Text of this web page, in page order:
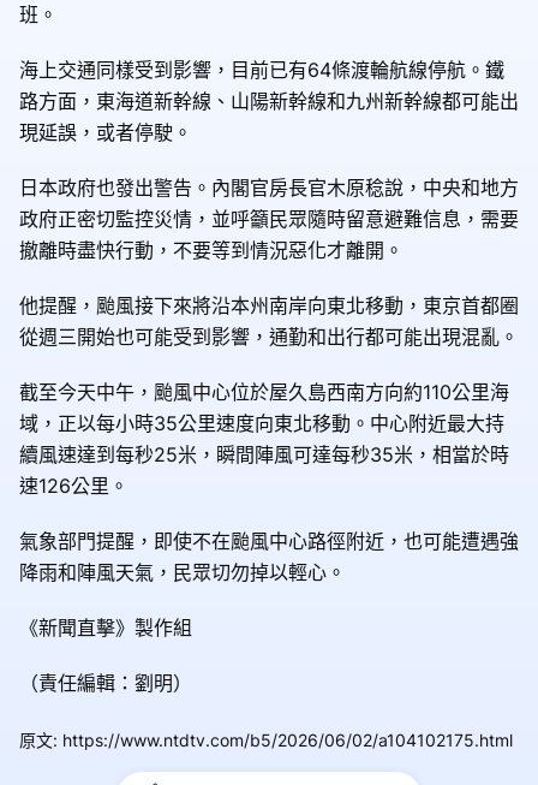
班。
海上交通同樣受到影響，目前已有64條渡輪航線停航。鐵
路方面，東海道新幹線、山陽新幹線和九州新幹線都可能出
現延誤，或者停駛。
日本政府也發出警告。內閣官房長官木原稔說，中央和地方
政府正密切監控災情，並呼籲民眾隨時留意避難信息，需要
撤離時盡快行動，不要等到情況惡化才離開。
他提醒，颱風接下來將沿本州南岸向東北移動，東京首都圈
從週三開始也可能受到影響，通勤和出行都可能出現混亂。
截至今天中午，颱風中心位於屋久島西南方向約110公里海
域，正以每小時35公里速度向東北移動。中心附近最大持
續風速達到每秒25米，瞬間陣風可達每秒35米，相當於時
速126公里。
氣象部門提醒，即使不在颱風中心路徑附近，也可能遭遇強
降雨和陣風天氣，民眾切勿掉以輕心。
《新聞直擊》製作組
（責任編輯：劉明）
原文: https://www.ntdtv.com/b5/2026/06/02/a104102175.html